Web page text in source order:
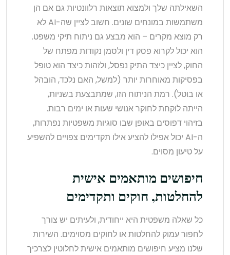
השאילתה שלך ולמצוא תוצאות רלוונטיות גם אם הן
משתמשות במונחים שונים. חשוב לציין שה-AI לא
רק מוצא מקרים – הוא מבצע גם ניתוח תיקי משפט.
הוא יכול לקרוא פסק דין ולסמן נקודות מפתח של
החוק, לציין כיצד התיק נפסל, ולזהות כיצד הוא טופל
בפסיקות מאוחרות יותר (למשל, האם נלכד, הובהל
או בוטל). רמת הניתוח הזו, שמתבצעת בשניות,
הייתה לוקחת לחוקר אנושי שעות או ימים רבות.
בזיהוי דפוסים באופן שבו סוגיות משפטיות נפתרות,
ה-AI יכול אפילו להציע אילו תקדימים צפויים להשפיע
על טיעון מסוים.
חיפושים מותאמים אישית
להחלטות, חוקים ותקדימים
כל שאלה משפטית היא ייחודית, ולעיתים יש צורך
לחפור עמוק להחלטות או לחוקים מסוימים. השירות
שלנו מציע חיפושים מותאמים אישית לחלוטין לצרכיך